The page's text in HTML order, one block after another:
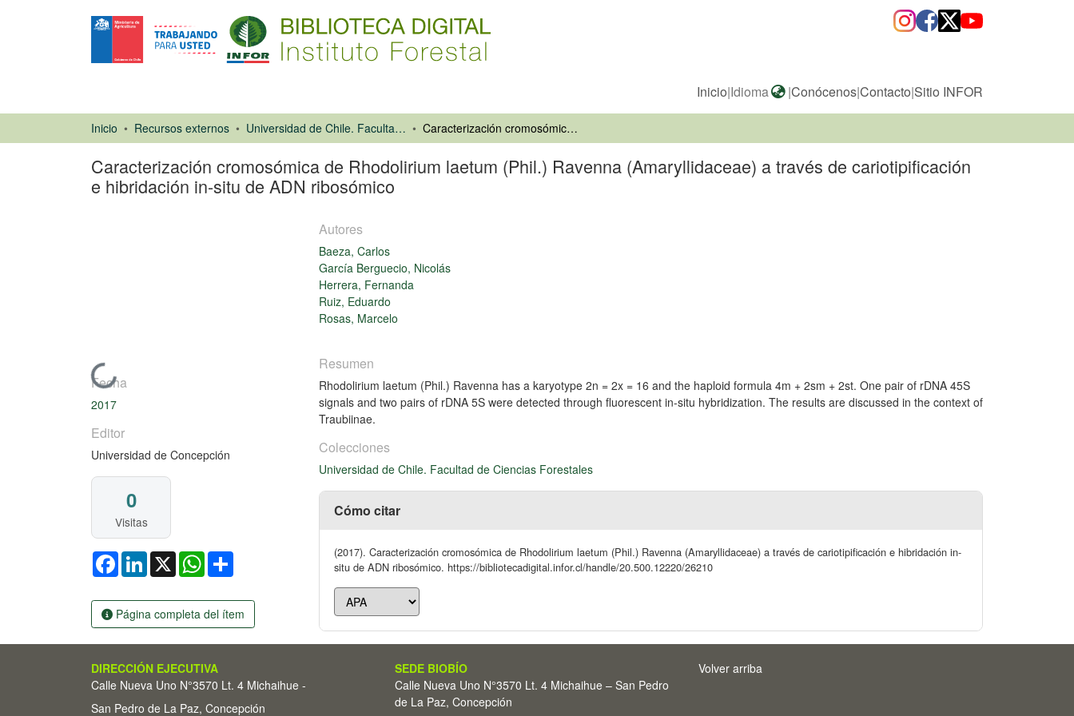
Inicio|Idioma |Conócenos|Contacto|Sitio INFOR
Inicio Recursos externos Universidad de Chile. Facultad de Ciencias Forestales Caracterización cromosómica de Rhodolirium laetum (Phil.) Ravenna (Amaryllidaceae) a través de cariotipificación e hibridación in-situ de ADN ribosómico
Caracterización cromosómica de Rhodolirium laetum (Phil.) Ravenna (Amaryllidaceae) a través de cariotipificación
e hibridación in-situ de ADN ribosómico
Cargando...
Fecha
2017
Editor
Universidad de Concepción
0
Visitas
FacebookLinkedIn
X WhatsApp
Página completa del ítem
Autores
Baeza, Carlos
García Berguecio, Nicolás
Herrera, Fernanda
Ruiz, Eduardo
Rosas, Marcelo
Resumen
Rhodolirium laetum (Phil.) Ravenna has a karyotype 2n = 2x = 16 and the haploid formula 4m + 2sm + 2st. One pair of rDNA 45S
signals and two pairs of rDNA 5S were detected through fluorescent in-situ hybridization. The results are discussed in the context of
Traubiinae.
Colecciones
Universidad de Chile. Facultad de Ciencias Forestales
Cómo citar
(2017). Caracterización cromosómica de Rhodolirium laetum (Phil.) Ravenna (Amaryllidaceae) a través de cariotipificación e hibridación in-
situ de ADN ribosómico. https://bibliotecadigital.infor.cl/handle/20.500.12220/26210
DIRECCIÓN EJECUTIVA
Calle Nueva Uno N°3570 Lt. 4 Michaihue -
San Pedro de La Paz, Concepción
SEDE BIOBÍO
Calle Nueva Uno N°3570 Lt. 4 Michaihue – San Pedro
de La Paz, Concepción
Volver arriba